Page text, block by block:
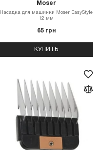
Moser
Насадка для машинки Moser EasyStyle
12 мм
65 грн
КУПИТЬ